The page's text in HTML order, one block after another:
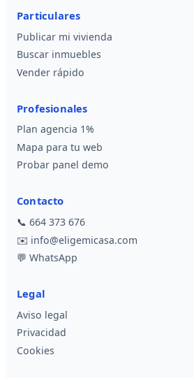
Particulares
Publicar mi vivienda
Buscar inmuebles
Vender rápido
Profesionales
Plan agencia 1%
Mapa para tu web
Probar panel demo
Contacto
📞 664 373 676
✉️ info@eligemicasa.com
💬 WhatsApp
Legal
Aviso legal
Privacidad
Cookies